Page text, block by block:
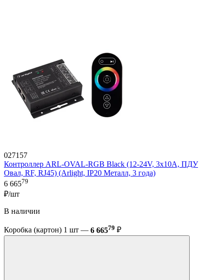
027157
Контроллер ARL-OVAL-RGB Black (12-24V, 3x10A, ПДУ
Овал, RF, RJ45) (Arlight, IP20 Металл, 3 года)
6 66579
₽/шт
В наличии
Коробка (картон) 1 шт — 6 66579 ₽